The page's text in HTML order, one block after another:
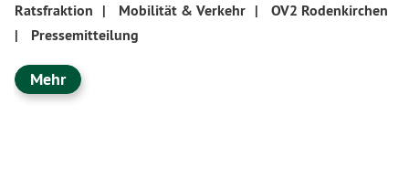
Ratsfraktion | Mobilität & Verkehr |
OV2 Rodenkirchen
|
Pressemitteilung
Mehr